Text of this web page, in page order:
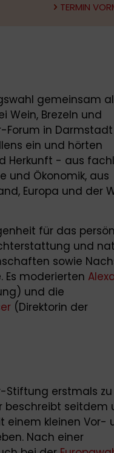
TERMIN
gemeinsam
Wein, Brezeln und
Forum in Darmstadt
ein und hörten
Herkunft - aus
und Ökonomik, aus
Europa und der
für das
und
sowie
Es moderierten
und die
(Direktorin der
Stiftung erstmals
beschreibt seitdem
einem kleinen Vor-
Nach einer